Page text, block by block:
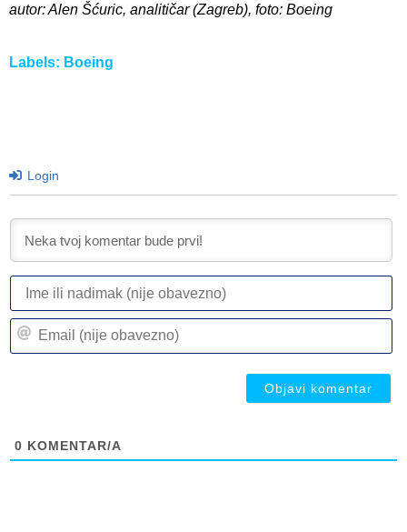
autor: Alen Šćuric, analitičar (Zagreb), foto: Boeing
Labels: Boeing
Login
0 KOMENTAR/A